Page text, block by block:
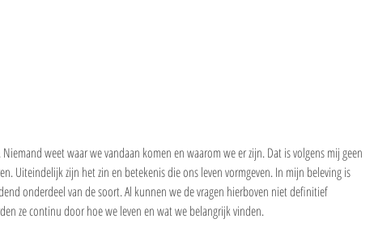
Niemand weet waar we vandaan komen en waarom we er zijn. Dat is volgens mij geen
Uiteindelijk zijn het zin en betekenis die ons leven vormgeven. In mijn beleving is
onderdeel van de soort. Al kunnen we de vragen hierboven niet definitief
ze continu door hoe we leven en wat we belangrijk vinden.